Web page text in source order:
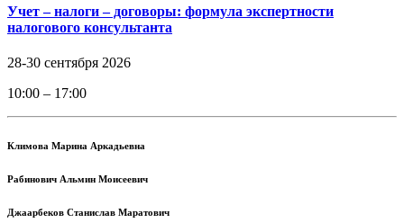
Учет – налоги – договоры: формула экспертности
налогового консультанта
28-30 сентября 2026
10:00 – 17:00
Климова Марина Аркадьевна
Рабинович Альмин Моисеевич
Джаарбеков Станислав Маратович